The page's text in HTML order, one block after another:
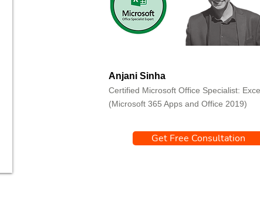
Anjani Sinha
Certified Microsoft Office Specialist:
(Microsoft 365 Apps and Office 2019)
Get Free Consultation